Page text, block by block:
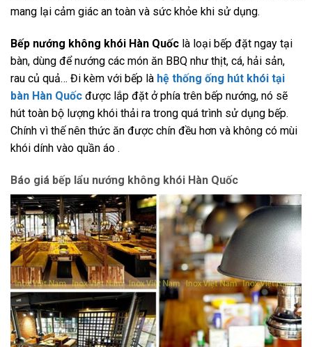
mang lại cảm giác an toàn và sức khỏe khi sử dụng.
Bếp nướng không khói Hàn Quốc là loại bếp đặt ngay tại
bàn, dùng để nướng các món ăn BBQ như thịt, cá, hải sản,
rau củ quả… Đi kèm với bếp là hệ thống ống hút khói tại
bàn Hàn Quốc được lắp đặt ở phía trên bếp nướng, nó sẽ
hút toàn bộ lượng khói thải ra trong quá trình sử dụng bếp.
Chính vì thế nên thức ăn được chín đều hơn và không có mùi
khói dính vào quần áo .
Báo giá bếp lẩu nướng không khói Hàn Quốc